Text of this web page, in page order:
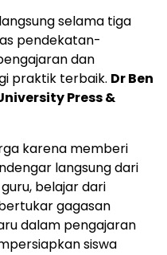
selama tiga
pendekatan-
dan
praktik terbaik. DrBen
Press &
karena memberi
langsung dari
belajar dari
gagasan
dalam pengajaran
siswa